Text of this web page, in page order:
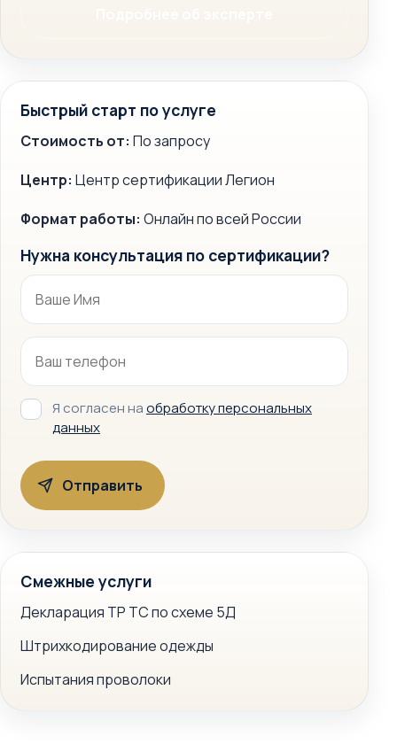
Быстрый старт по услуге
Стоимость от: По запросу
Центр: Центр сертификации Легион
Формат работы: Онлайн по всей России
Нужна консультация по сертификации?
Я согласен наобработку персональных
данных
Смежные услуги
Декларация ТР ТС по схеме 5Д
Штрихкодирование одежды
Испытания проволоки